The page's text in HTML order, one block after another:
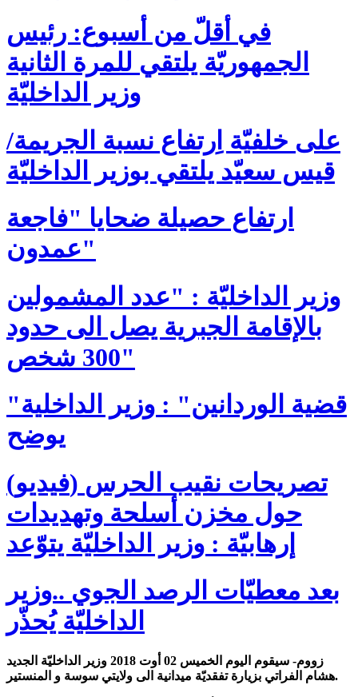
في أقلّ من أسبوع: رئيس
الجمهوريّة يلتقي للمرة الثانية
وزير الداخليّة
على خلفيّة اِرتفاع نسبة الجريمة/
قيس سعيّد يلتقي بوزير الداخليّة
ارتفاع حصيلة ضحايا "فاجعة
عمدون"
وزير الداخليّة : "عدد المشمولين
بالإقامة الجبرية يصل الى حدود
300 شخص"
"قضية الوردانين" : وزير الداخلية
يوضح
(فيديو) تصريحات نقيب الحرس
حول مخزن أسلحة وتهديدات
إرهابيّة : وزير الداخليّة يتوّعد
بعد معطيّات الرصد الجوي ..وزير
الداخليّة يُحذّر
زووم- سيقوم اليوم الخميس 02 أوت 2018 وزير الداخليّة الجديد
هشام الفراتي بزيارة تفقديّة ميدانية الى ولايتي سوسة و المنستير.